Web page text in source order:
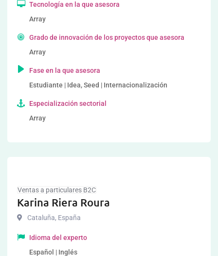
Tecnología en la que asesora
Array
Grado de innovación de los proyectos que asesora
Array
Fase en la que asesora
Estudiante | Idea, Seed | Internacionalización
Especialización sectorial
Array
Ventas a particulares B2C
Karina Riera Roura
Cataluña, España
Idioma del experto
Español | Inglés